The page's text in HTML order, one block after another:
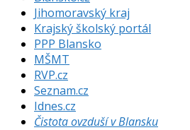
Jihomoravský kraj
Krajský školský portál
PPP Blansko
MŠMT
RVP.cz
Seznam.cz
Idnes.cz
Čistota ovzduší v Blansku